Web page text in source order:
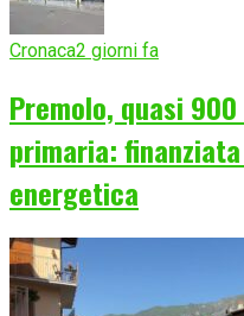
Cronaca2 giorni fa
Premolo, quasi
primaria:
energetica